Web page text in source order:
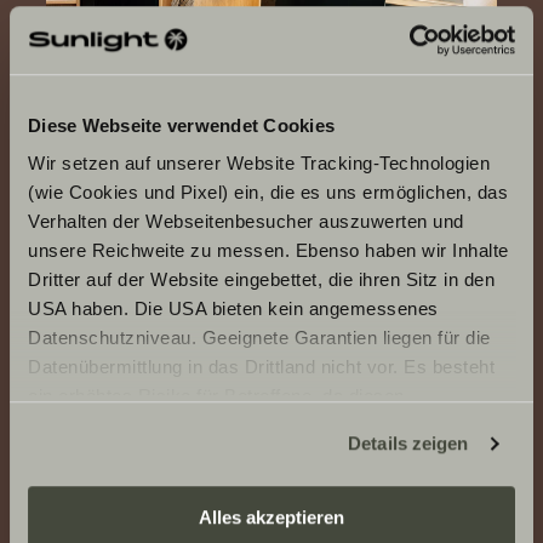
Diese Webseite verwendet Cookies
Wir setzen auf unserer Website Tracking-Technologien
(wie Cookies und Pixel) ein, die es uns ermöglichen, das
Verhalten der Webseitenbesucher auszuwerten und
unsere Reichweite zu messen. Ebenso haben wir Inhalte
Dritter auf der Website eingebettet, die ihren Sitz in den
USA haben. Die USA bieten kein angemessenes
Datenschutzniveau. Geeignete Garantien liegen für die
Datenübermittlung in das Drittland nicht vor. Es besteht
zustehen. Eingesetzte Dienstleister können Daten für
eigene Zwecke verarbeiten und mit anderen Daten
zusammenführen. Weitere Informationen finden Sie hier:
Details zeigen
Alles akzeptieren
T 66 S ADVENTURE
Mycket utrymme. Mycket
frihet.